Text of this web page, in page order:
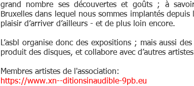
grand nombre ses découvertes et goûts ; à
Bruxelles dans lequel nous sommes implantés
plaisir d’arriver d’ailleurs - et de plus loin encore.
L’asbl organise donc des expositions ; mais aussi
produit des disques, et collabore avec d’autres
Membres artistes de l'association:
https://www.xn--ditionsinaudible-9pb.eu